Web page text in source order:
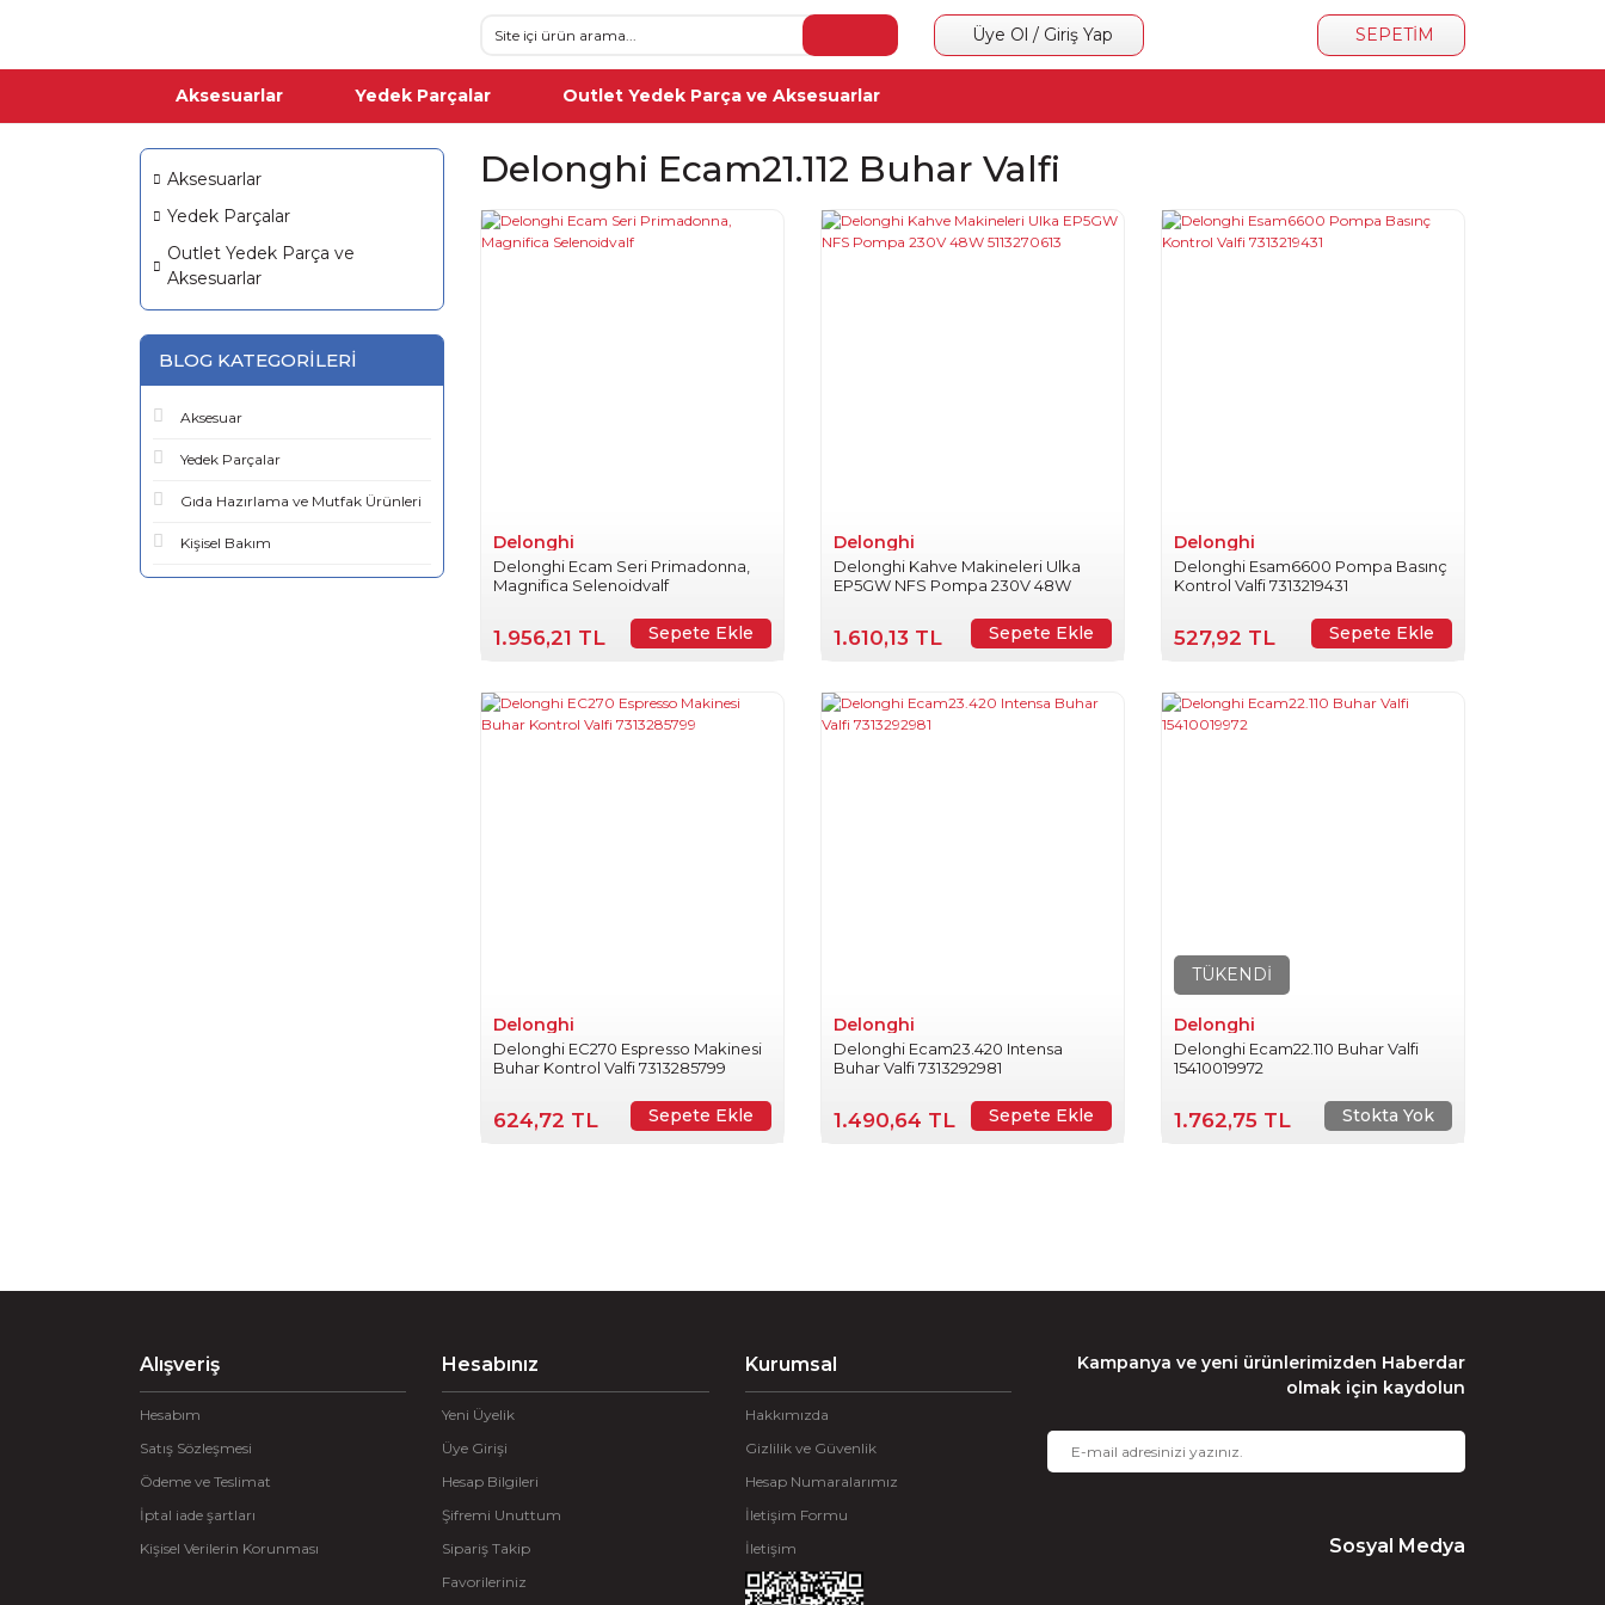
Üye Ol / Giriş Yap SEPETİM
Aksesuarlar Yedek Parçalar Outlet Yedek Parça ve Aksesuarlar
Aksesuarlar
Yedek Parçalar
Outlet Yedek Parça ve
Aksesuarlar
BLOG KATEGORILERI
Aksesuar
Yedek Parçalar
Gıda Hazırlama ve Mutfak Ürünleri
Kişisel Bakım
Delonghi Ecam21.112 Buhar Valfi
Delonghi
Delonghi Ecam Seri Primadonna,
Magnifica Selenoidvalf
1.956,21 TL Sepete Ekle
Delonghi
Delonghi Kahve Makineleri Ulka
EP5GW NFS Pompa 230V 48W
1.610,13 TL Sepete Ekle
Delonghi
Delonghi Esam6600 Pompa Basınç
Kontrol Valfi 7313219431
527,92 TL Sepete Ekle
Delonghi
Delonghi EC270 Espresso Makinesi
Buhar Kontrol Valfi 7313285799
624,72 TL Sepete Ekle
Delonghi
Delonghi Ecam23.420 Intensa
Buhar Valfi 7313292981
1.490,64 TL Sepete Ekle
TÜKENDİ
Delonghi
Delonghi Ecam22.110 Buhar Valfi
15410019972
1.762,75 TL Stokta Yok
Alışveriş
Hesabım
Satış Sözleşmesi
Ödeme ve Teslimat
İptal iade şartları
Kişisel Verilerin Korunması
Hesabınız
Yeni Üyelik
Üye Girişi
Hesap Bilgileri
Şifremi Unuttum
Sipariş Takip
Favorileriniz
Kurumsal
Hakkımızda
Gizlilik ve Güvenlik
Hesap Numaralarımız
İletişim Formu
İletişim
Kampanya ve yeni ürünlerimizden Haberdar
olmak için kaydolun
Sosyal Medya